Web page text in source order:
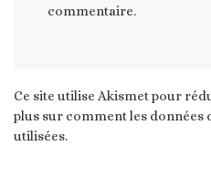
commentaire.
Ce site utilise Akismet pour
plus sur comment les données
utilisées.